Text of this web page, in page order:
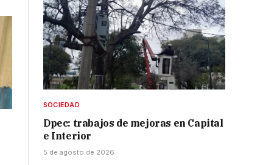
SOCIEDAD
Dpec: trabajos de mejoras en Capital
e Interior
5 de agosto de 2026